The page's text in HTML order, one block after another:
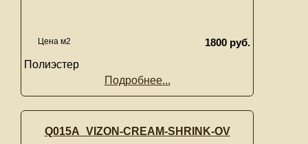
Цена м2
1800 руб.
Полиэстер
Подробнее...
Q015A_VIZON-CREAM-SHRINK-OV